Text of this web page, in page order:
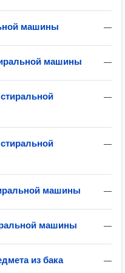
—
машины
—
машины
—
—
—
машины
—
машины
—
из бака